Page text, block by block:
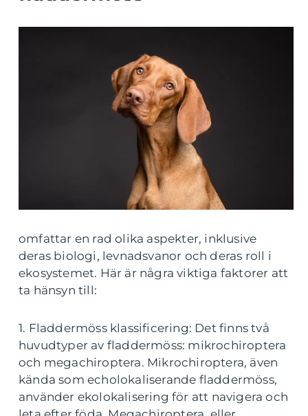
omfattar en rad olika aspekter, inklusive
deras biologi, levnadsvanor och deras roll i
ekosystemet. Här är några viktiga faktorer att
ta hänsyn till:
1. Fladdermöss klassificering: Det finns två
huvudtyper av fladdermöss: mikrochiroptera
och megachiroptera. Mikrochiroptera, även
kända som echolokaliserande fladdermöss,
använder ekolokalisering för att navigera och